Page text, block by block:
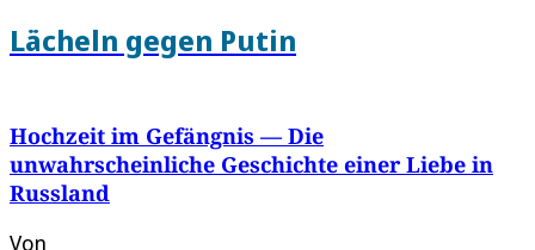
Lächeln gegen Putin
Hochzeit im Gefängnis — Die
unwahrscheinliche Geschichte einer Liebe in
Russland
Von